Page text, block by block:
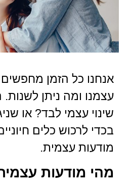
אנחנו כל הזמן
עצמנו ומה ניתן
שינוי עצמי לבד? או
בכדי לרכוש כלים
מודעות עצמית.
מהי מודעות